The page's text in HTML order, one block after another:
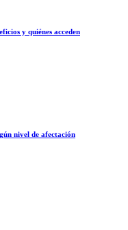
y quiénes acceden
nivel de afectación